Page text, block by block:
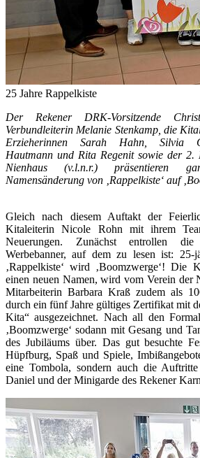
25 Jahre Rappelkiste
Der Rekener DRK-Vorsitzende
Verbundleiterin Melanie Stenkamp, die
Erzieherinnen Sarah Hahn, Silvia
Hautmann und Rita Regenit sowie der 2.
Nienhaus (v.l.n.r.) präsentieren
Namensänderung von ‚Rappelkiste‘ auf
Gleich nach diesem Auftakt der
Kitaleiterin Nicole Rohn mit ihrem
Neuerungen. Zunächst entrollen
Werbebanner, auf dem zu lesen ist: 25-
‚Rappelkiste‘ wird ‚Boomzwerge‘! Die
einen neuen Namen, wird vom Verein der
Mitarbeiterin Barbara Kraß zudem als
durch ein fünf Jahre gültiges Zertifikat mit
Kita“ ausgezeichnet. Nach all den
‚Boomzwerge‘ sodann mit Gesang und
des Jubiläums über. Das gut besuchte
Hüpfburg, Spaß und Spiele,
eine Tombola, sondern auch die
Daniel und der Minigarde des Rekener